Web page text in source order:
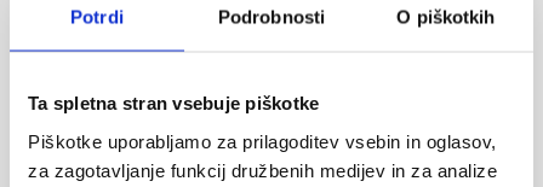
Potrdi Podrobnosti O piškotkih
Ta spletna stran vsebuje piškotke
Piškotke uporabljamo za prilagoditev vsebin in oglasov,
za zagotavljanje funkcij družbenih medijev in za analize